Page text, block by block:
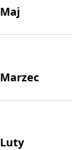
Maj
Marzec
Luty